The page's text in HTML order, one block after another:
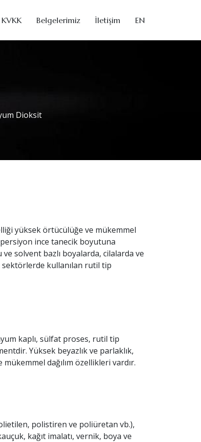
KVKK Belgelerimiz İletişim EN
Dioksit
yüksek örtücülüğe ve mükemmel
ince tanecik boyutuna
solvent bazlı boyalarda, cilalarda ve
sektörlerde kullanılan rutil tip
kaplı, sülfat proses, rutil tip
Yüksek beyazlık ve parlaklık,
mükemmel dağılım özellikleri vardır.
polistiren ve poliüretan vb.),
kağıt imalatı, vernik, boya ve